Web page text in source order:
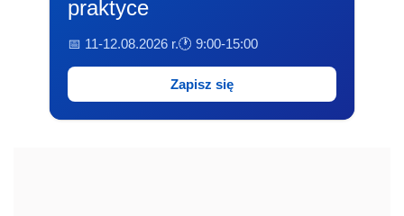
praktyce
📅 11-12.08.2026 r.🕐 9:00-15:00
Zapisz się